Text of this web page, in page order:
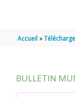
Accueil
BULLETIN